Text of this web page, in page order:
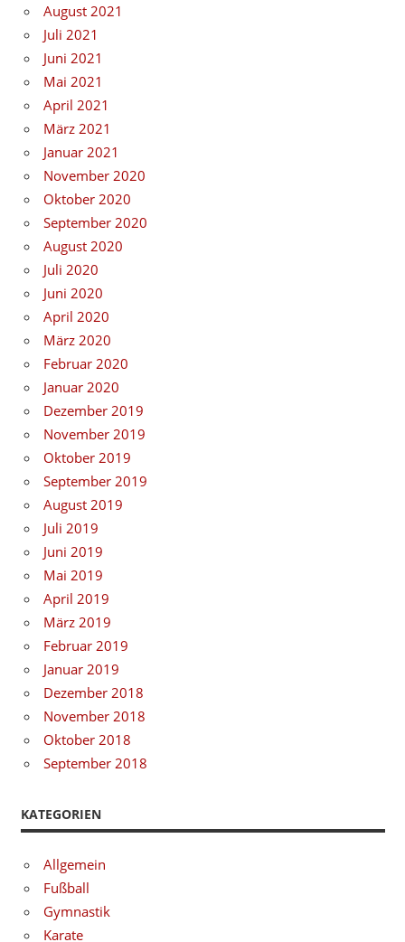
August 2021
Juli 2021
Juni 2021
Mai 2021
April 2021
März 2021
Januar 2021
November 2020
Oktober 2020
September 2020
August 2020
Juli 2020
Juni 2020
April 2020
März 2020
Februar 2020
Januar 2020
Dezember 2019
November 2019
Oktober 2019
September 2019
August 2019
Juli 2019
Juni 2019
Mai 2019
April 2019
März 2019
Februar 2019
Januar 2019
Dezember 2018
November 2018
Oktober 2018
September 2018
KATEGORIEN
Allgemein
Fußball
Gymnastik
Karate